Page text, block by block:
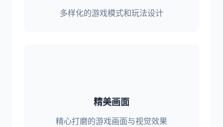
多样化的游戏模式和玩法设计
精美画面
精心打磨的游戏画面与视觉效果